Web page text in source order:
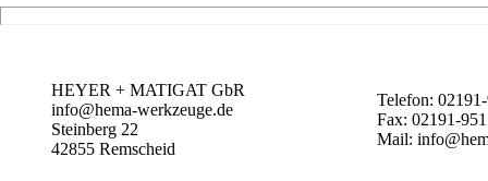
HEYER + MATIGAT GbR
info@hema-werkzeuge.de
Steinberg 22
42855 Remscheid
Telefon:
Fax: 02191-
Mail: